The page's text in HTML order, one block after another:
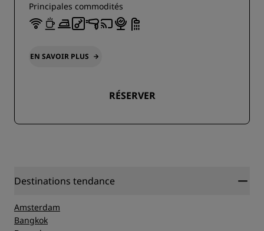
Principales commodités
EN SAVOIR PLUS
RÉSERVER
Destinations tendance
Amsterdam
Bangkok